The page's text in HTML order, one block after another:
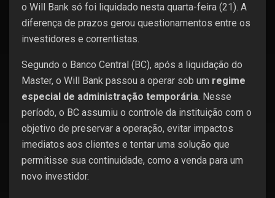
o Will Bank só foi liquidado nesta quarta-feira (21). A
diferença de prazos gerou questionamentos entre os
investidores e correntistas.
Segundo o Banco Central (BC), após a liquidação do
Master, o Will Bank passou a operar sob um regime
especial de administração temporária. Nesse
período, o BC assumiu o controle da instituição com o
objetivo de preservar a operação, evitar impactos
imediatos aos clientes e tentar uma solução que
permitisse sua continuidade, como a venda para um
novo investidor.